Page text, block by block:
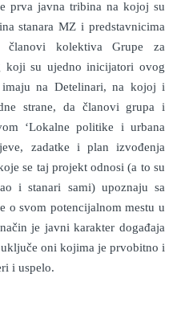
prva javna tribina na kojoj su
stanara MZ i predstavnicima
kolektiva Grupe za
koji su ujedno inicijatori ovog
na Detelinari, na kojoj i
strane, da članovi grupa i
‘Lokalne politike i urbana
zadatke i plan izvođenja
se taj projekt odnosi (a to su
i stanari sami) upoznaju sa
o svom potencijalnom mestu u
je javni karakter događaja
oni kojima je prvobitno i
i uspelo.